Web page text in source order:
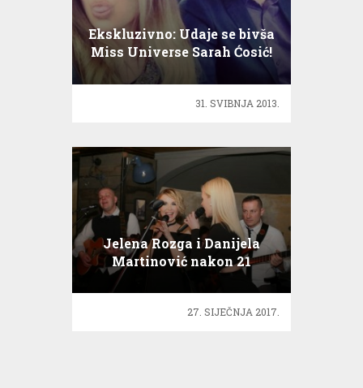
Ekskluzivno: Udaje se bivša
Miss Universe Sarah Ćosić!
31. SVIBNJA 2013.
Jelena Rozga i Danijela
Martinović nakon 21
godinu zapjevale na sceni
27. SIJEČNJA 2017.